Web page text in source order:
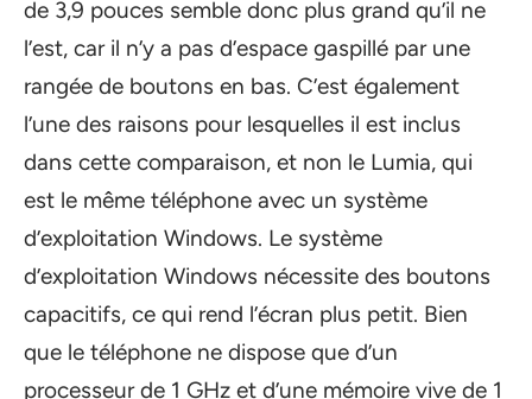
de 3,9 pouces semble donc plus grand qu’il ne
l’est, car il n’y a pas d’espace gaspillé par une
rangée de boutons en bas. C’est également
l’une des raisons pour lesquelles il est inclus
dans cette comparaison, et non le Lumia, qui
est le même téléphone avec un système
d’exploitation Windows. Le système
d’exploitation Windows nécessite des boutons
capacitifs, ce qui rend l’écran plus petit. Bien
que le téléphone ne dispose que d’un
processeur de 1 GHz et d’une mémoire vive de 1